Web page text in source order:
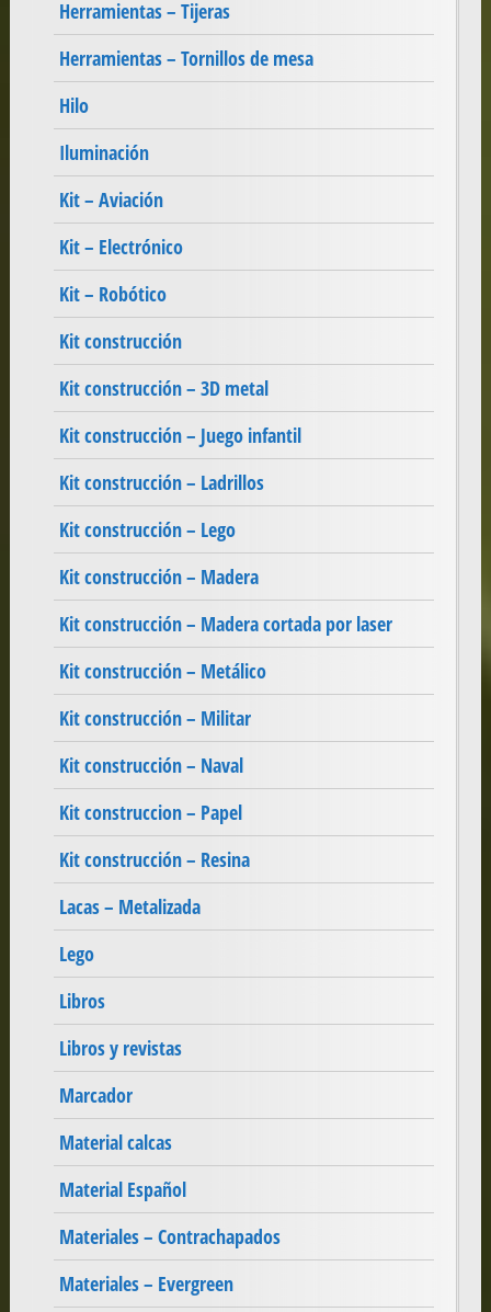
Herramientas – Tijeras
Herramientas – Tornillos de mesa
Hilo
Iluminación
Kit – Aviación
Kit – Electrónico
Kit – Robótico
Kit construcción
Kit construcción – 3D metal
Kit construcción – Juego infantil
Kit construcción – Ladrillos
Kit construcción – Lego
Kit construcción – Madera
Kit construcción – Madera cortada por laser
Kit construcción – Metálico
Kit construcción – Militar
Kit construcción – Naval
Kit construccion – Papel
Kit construcción – Resina
Lacas – Metalizada
Lego
Libros
Libros y revistas
Marcador
Material calcas
Material Español
Materiales – Contrachapados
Materiales – Evergreen